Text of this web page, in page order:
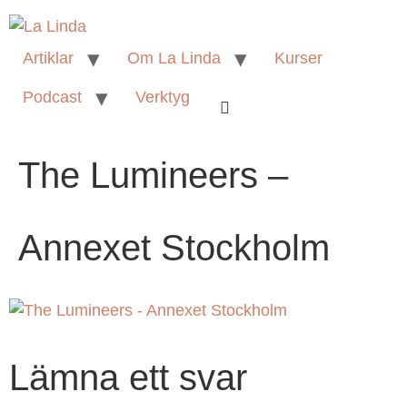
Artiklar Om La Linda Kurser
Podcast Verktyg
The Lumineers –
Annexet Stockholm
Lämna ett svar